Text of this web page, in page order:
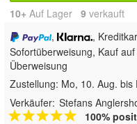
10+ Auf Lager 9 verkauft
,
,
Sofortüberweisung, Kauf
Überweisung
Zustellung: Mo, 10. Aug. bis
Verkäufer: Stefans
100%